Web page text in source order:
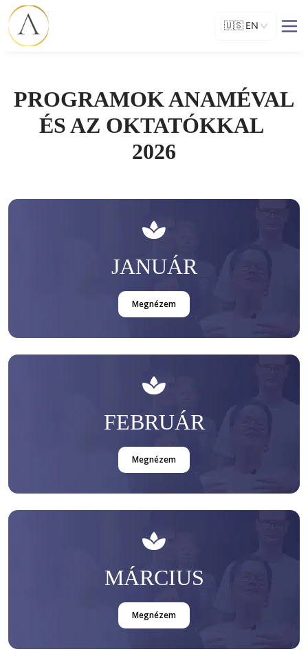
🇺🇸 EN
PROGRAMOK ANAMÉVAL
ÉS AZ OKTATÓKKAL
2026
JANUÁR
Megnézem
FEBRUÁR
Megnézem
MÁRCIUS
Megnézem